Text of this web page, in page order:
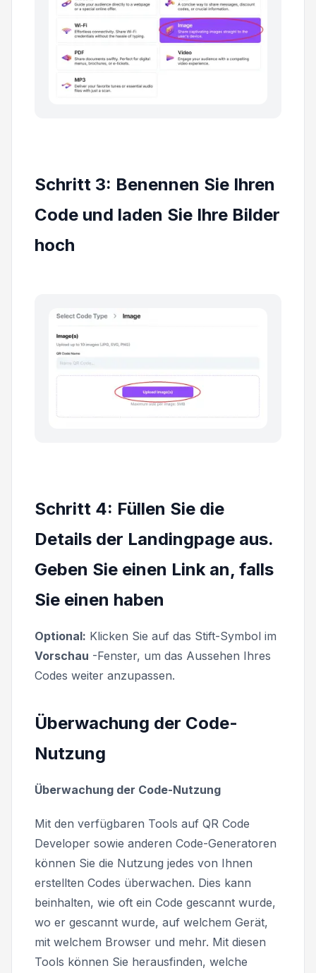
Schritt 3: Benennen Sie Ihren
Code und laden Sie Ihre Bilder
hoch
Schritt 4: Füllen Sie die
Details der Landingpage aus.
Geben Sie einen Link an, falls
Sie einen haben
Optional: Klicken Sie auf das Stift-Symbol im
Vorschau -Fenster, um das Aussehen Ihres
Codes weiter anzupassen.
Überwachung der Code-
Nutzung
Überwachung der Code-Nutzung
Mit den verfügbaren Tools auf QR Code
Developer sowie anderen Code-Generatoren
können Sie die Nutzung jedes von Ihnen
erstellten Codes überwachen. Dies kann
beinhalten, wie oft ein Code gescannt wurde,
wo er gescannt wurde, auf welchem Gerät,
mit welchem Browser und mehr. Mit diesen
Tools können Sie herausfinden, welche